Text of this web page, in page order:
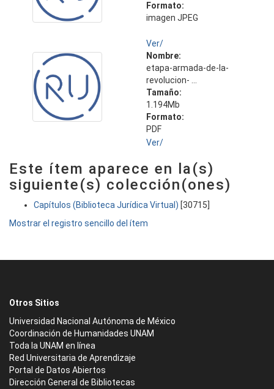
Formato:
imagen JPEG
Ver/
Nombre:
etapa-armada-de-la-
revolucion- ...
Tamaño:
1.194Mb
Formato:
PDF
Ver/
Este ítem aparece en la(s)
siguiente(s) colección(ones)
Capítulos (Biblioteca Jurídica Virtual) [30715]
Mostrar el registro sencillo del ítem
Otros Sitios
Universidad Nacional Autónoma de México
Coordinación de Humanidades UNAM
Toda la UNAM en línea
Red Universitaria de Aprendizaje
Portal de Datos Abiertos
Dirección General de Bibliotecas